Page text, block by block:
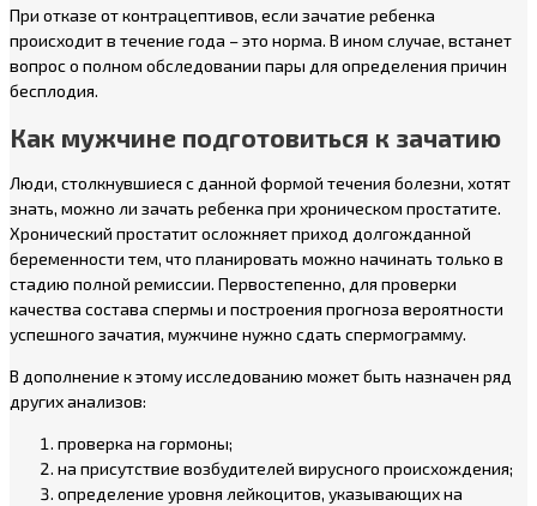
При отказе от контрацептивов, если зачатие ребенка
происходит в течение года – это норма. В ином случае, встанет
вопрос о полном обследовании пары для определения причин
бесплодия.
Как мужчине подготовиться к зачатию
Люди, столкнувшиеся с данной формой течения болезни, хотят
знать, можно ли зачать ребенка при хроническом простатите.
Хронический простатит осложняет приход долгожданной
беременности тем, что планировать можно начинать только в
стадию полной ремиссии. Первостепенно, для проверки
качества состава спермы и построения прогноза вероятности
успешного зачатия, мужчине нужно сдать спермограмму.
В дополнение к этому исследованию может быть назначен ряд
других анализов:
проверка на гормоны;
на присутствие возбудителей вирусного происхождения;
определение уровня лейкоцитов, указывающих на